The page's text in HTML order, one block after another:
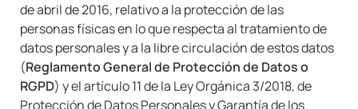
de abril de 2016, relativo a la protección de las
personas físicas en lo que respecta al tratamiento de
datos personales y a la libre circulación de estos datos
(Reglamento General de Protección de Datoso
RGPD) y el artículo 11 de la Ley Orgánica 3/2018, de
Protección de Datos Personales y Garantía de los